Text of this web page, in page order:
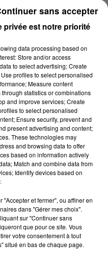
catalans
DU 09/02/2025
privée est notre priorité
data processing based on
Store and/or access
to select advertising; Create
profiles to select personalised
Measure content
statistics or combinations
and improve services; Create
to select personalised
Ensure security, prevent and
present advertising and content;
These technologies may
and browsing data to offer
based on information actively
Match and combine data from
Identify devices based on
et fermer", ou affiner en
dans "Gérer mes choix".
sur "Continuer sans
que pour ce site. Vous
votre consentement à tout
situé en bas de chaque page.
sans accepter